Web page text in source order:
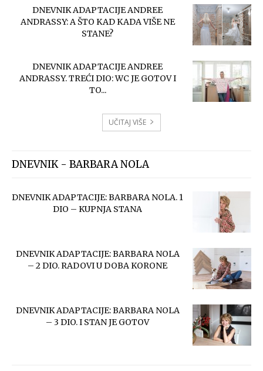
DNEVNIK ADAPTACIJE ANDREE
ANDRASSY: A ŠTO KAD KADA VIŠE NE
STANE?
DNEVNIK ADAPTACIJE ANDREE
ANDRASSY. TREĆI DIO: WC JE GOTOV I
TO...
UČITAJ VIŠE
DNEVNIK - BARBARA NOLA
DNEVNIK ADAPTACIJE: BARBARA NOLA. 1
DIO – KUPNJA STANA
DNEVNIK ADAPTACIJE: BARBARA NOLA
– 2 DIO. RADOVI U DOBA KORONE
DNEVNIK ADAPTACIJE: BARBARA NOLA
– 3 DIO. I STAN JE GOTOV